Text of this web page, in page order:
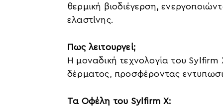
θερμική βιοδιέγερση,
ελαστίνης.
Πως λειτουργεί;
Η μοναδική τεχνολογία του
δέρματος, προσφέροντας
Τα Οφέλη του Sylfirm X: